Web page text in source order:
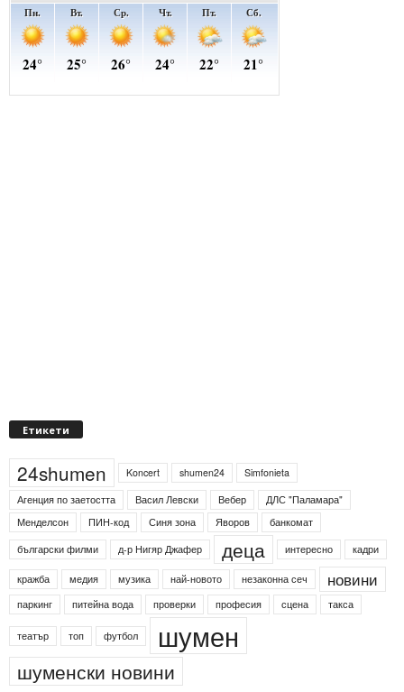
Етикети
24shumen Koncert shumen24
Simfonieta
Агенция по заетостта
Васил Левски Вебер
ДЛС "Паламара"
Менделсон
ПИН-код Синя зона Яворов
банкомат
български филми
д-р Нигяр Джафер деца интересно кадри
кражба медия музика най-новото незаконна сеч новини
паркинг питейна вода проверки професия сцена такса
театър топ футбол шумен
шуменски новини